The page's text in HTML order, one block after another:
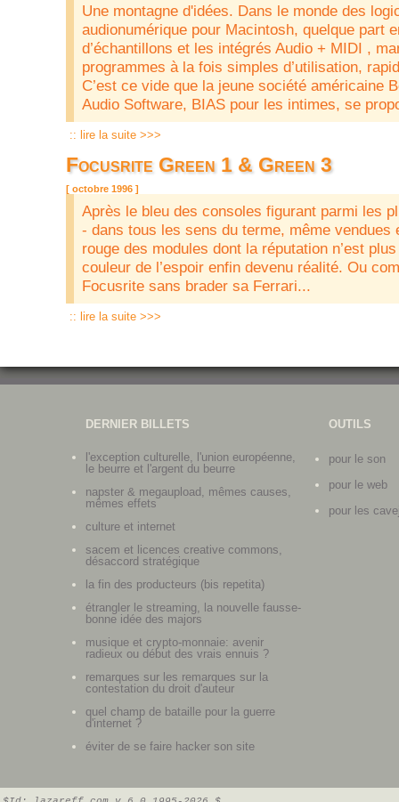
Une montagne d'idées. Dans le monde des
audionumérique pour Macintosh, quelque part
d’échantillons et les intégrés Audio + MIDI ,
programmes à la fois simples d’utilisation,
C’est ce vide que la jeune société américaine
Audio Software, BIAS pour les intimes, se
:: lire la suite >>>
Focusrite Green 1 & Green 3
[ octobre 1996 ]
Après le bleu des consoles figurant parmi les
- dans tous les sens du terme, même vendues
rouge des modules dont la réputation n’est
couleur de l’espoir enfin devenu réalité. Ou
Focusrite sans brader sa Ferrari...
:: lire la suite >>>
DERNIER BILLETS
l'exception culturelle, l'union européenne,
le beurre et l'argent du beurre
napster & megaupload, mêmes causes,
mêmes effets
culture et internet
sacem et licences creative commons,
désaccord stratégique
la fin des producteurs (bis repetita)
étrangler le streaming, la nouvelle fausse-
bonne idée des majors
musique et crypto-monnaie: avenir
radieux ou début des vrais ennuis ?
remarques sur les remarques sur la
contestation du droit d'auteur
quel champ de bataille pour la guerre
d'internet ?
éviter de se faire hacker son site
OUTILS
pour le son
pour le web
pour les